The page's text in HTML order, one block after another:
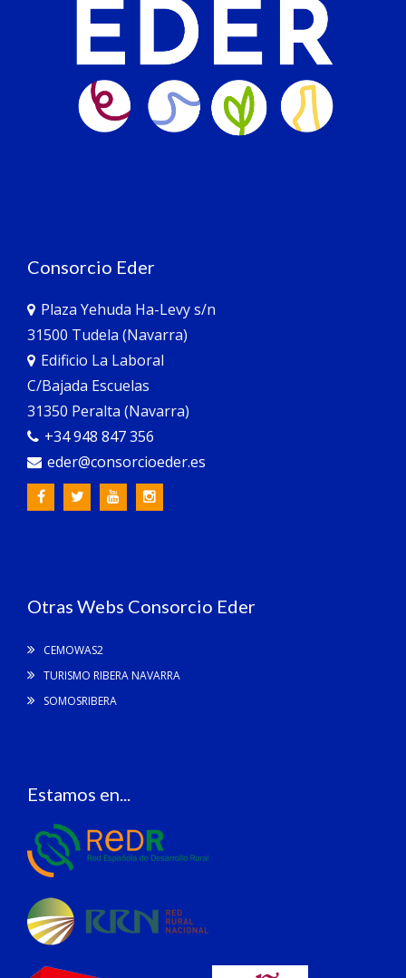
Consorcio Eder
Plaza Yehuda Ha-Levy s/n
31500 Tudela (Navarra)
Edificio La Laboral
C/Bajada Escuelas
31350 Peralta (Navarra)
+34 948 847 356
eder@consorcioeder.es
Otras Webs Consorcio Eder
CEMOWAS2
TURISMO RIBERA NAVARRA
SOMOSRIBERA
Estamos en...